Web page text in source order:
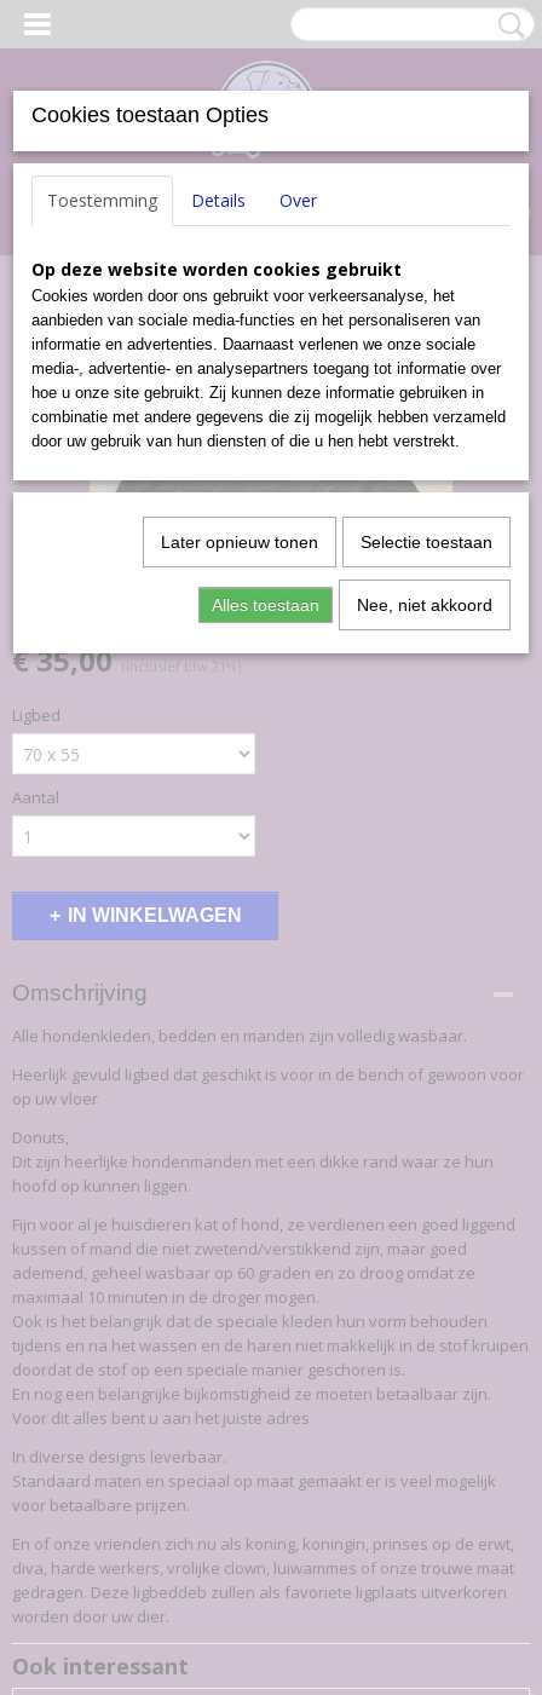
Inloggen Registreren
(0)
Home >Kussens>Ligbedden >Ligbed Zwart
Ligbed Zwart
€ 35,00 (inclusief btw 21%)
Ligbed
Aantal
IN WINKELWAGEN
Omschrijving
Alle hondenkleden, bedden en manden zijn volledig wasbaar.
Heerlijk gevuld ligbed dat geschikt is voor in de bench of gewoon voor
op uw vloer
Donuts,
Dit zijn heerlijke hondenmanden met een dikke rand waar ze hun
hoofd op kunnen liggen.
Fijn voor al je huisdieren kat of hond, ze verdienen een goed liggend
kussen of mand die niet zwetend/verstikkend zijn, maar goed
ademend, geheel wasbaar op 60 graden en zo droog omdat ze
maximaal 10 minuten in de droger mogen.
Ook is het belangrijk dat de speciale kleden hun vorm behouden
tijdens en na het wassen en de haren niet makkelijk in de stof kruipen
doordat de stof op een speciale manier geschoren is.
En nog een belangrijke bijkomstigheid ze moeten betaalbaar zijn.
Voor dit alles bent u aan het juiste adres
In diverse designs leverbaar.
Standaard maten en speciaal op maat gemaakt er is veel mogelijk
voor betaalbare prijzen.
En of onze vrienden zich nu als koning, koningin, prinses op de erwt,
diva, harde werkers, vrolijke clown, luiwammes of onze trouwe maat
gedragen. Deze ligbeddeb zullen als favoriete ligplaats uitverkoren
worden door uw dier.
Ook interessant
Cookies toestaan Opties
Toestemming Details Over
Op deze website worden cookies gebruikt
Cookies worden door ons gebruikt voor verkeersanalyse, het
aanbieden van sociale media-functies en het personaliseren van
informatie en advertenties. Daarnaast verlenen we onze sociale
media-, advertentie- en analysepartners toegang tot informatie over
hoe u onze site gebruikt. Zij kunnen deze informatie gebruiken in
combinatie met andere gegevens die zij mogelijk hebben verzameld
door uw gebruik van hun diensten of die u hen hebt verstrekt.
Later opnieuw tonen Selectie toestaan
Alles toestaan Nee, niet akkoord